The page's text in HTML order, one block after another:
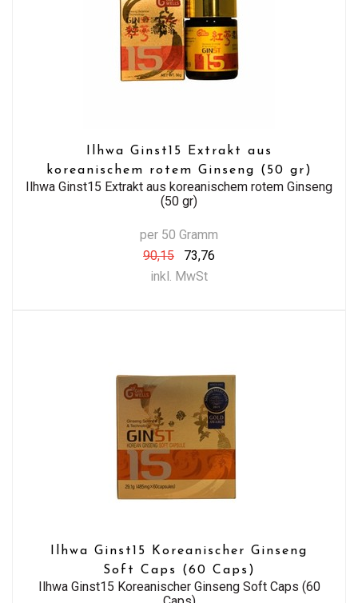
Ilhwa Ginst15 Extrakt aus
koreanischem rotem Ginseng (50 gr)
Ilhwa Ginst15 Extrakt aus koreanischem rotem Ginseng
(50 gr)
per 50 Gramm
90,15
73,76
inkl. MwSt
Ilhwa Ginst15 Koreanischer Ginseng
Soft Caps (60 Caps)
Ilhwa Ginst15 Koreanischer Ginseng Soft Caps (60